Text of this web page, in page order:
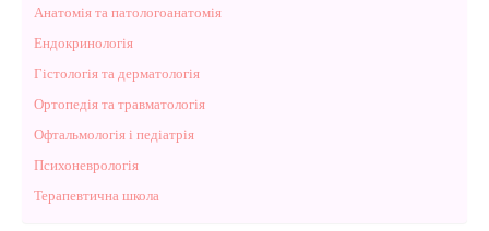
Анатомія та патологоанатомія
Ендокринологія
Гістологія та дерматологія
Ортопедія та травматологія
Офтальмологія і педіатрія
Психоневрологія
Терапевтична школа